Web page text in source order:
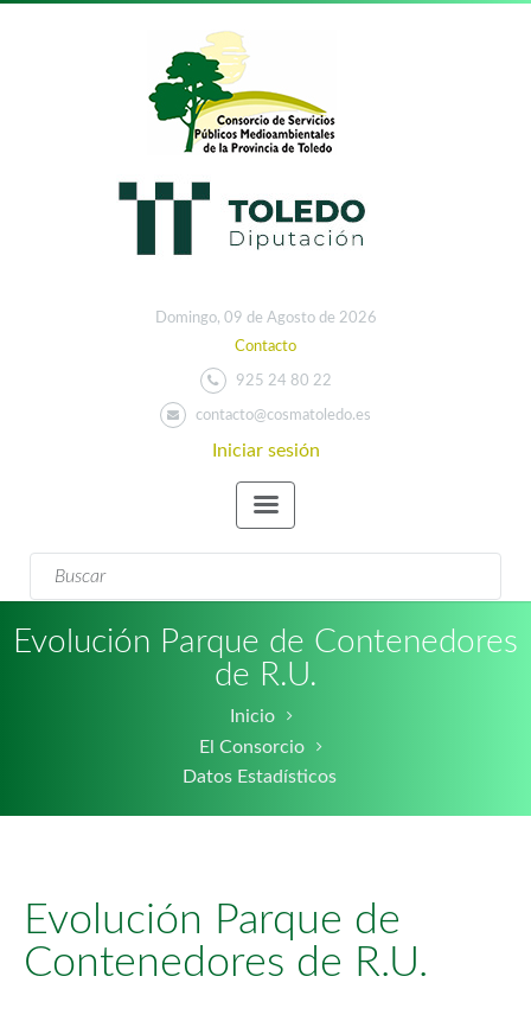
Domingo, 09 de Agosto de 2026
Contacto
925 24 80 22
contacto@cosmatoledo.es
Iniciar sesión
Formulario de
búsqueda
Buscar
Evolución Parque de Contenedores
de R.U.
Inicio
El Consorcio
Datos Estadísticos
Evolución Parque de
Contenedores de R.U.